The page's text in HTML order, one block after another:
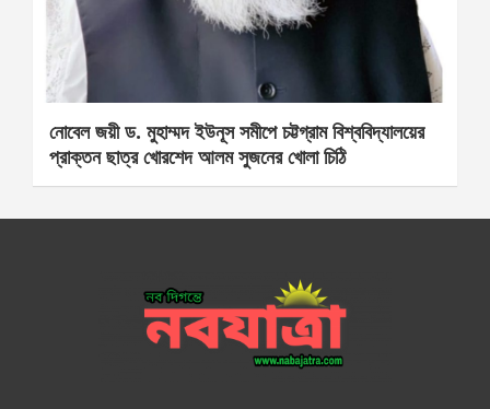
নোবেল জয়ী ড. মুহাম্মদ ইউনূস সমীপে চট্টগ্রাম বিশ্ববিদ্যালয়ের
প্রাক্তন ছাত্র খোরশেদ আলম সুজনের খোলা চিঠি